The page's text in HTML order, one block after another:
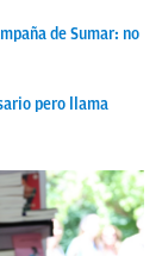
de Sumar: no
pero llama